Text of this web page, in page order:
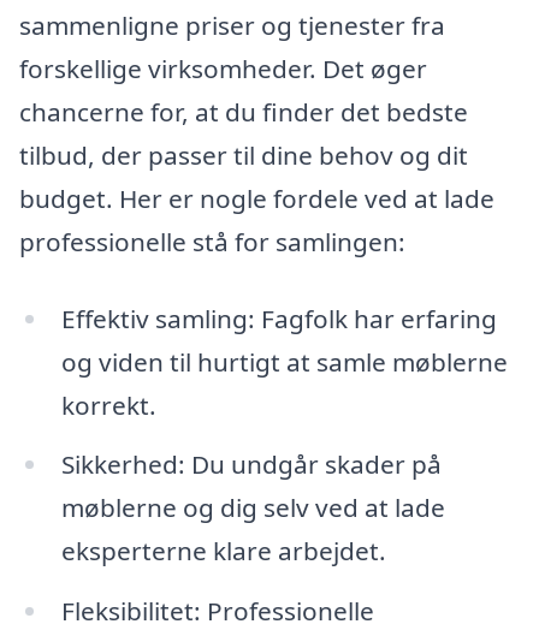
sammenligne priser og tjenester fra
forskellige virksomheder. Det øger
chancerne for, at du finder det bedste
tilbud, der passer til dine behov og dit
budget. Her er nogle fordele ved at lade
professionelle stå for samlingen:
Effektiv samling: Fagfolk har erfaring
og viden til hurtigt at samle møblerne
korrekt.
Sikkerhed: Du undgår skader på
møblerne og dig selv ved at lade
eksperterne klare arbejdet.
Fleksibilitet: Professionelle